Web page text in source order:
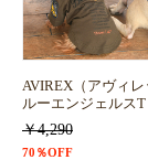
AVIREX（アヴィ
ルーエンジェルスT
￥4,290
70％OFF